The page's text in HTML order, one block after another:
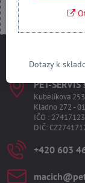
Kontakty
PET-SERVIS
Kubelíkova
Kladno 272 - 01
IČO : 27417123
DIČ:
+420 603
Dotazy k